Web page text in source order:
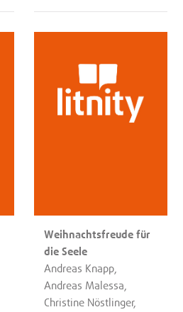
Weihnachtsfreude für
die Seele
Andreas Knapp,
Andreas Malessa,
Christine Nöstlinger,